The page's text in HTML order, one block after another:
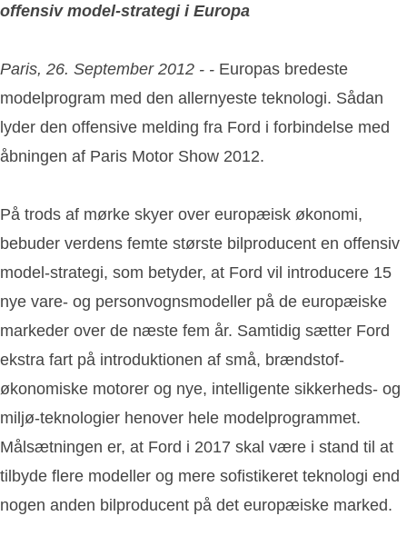
offensiv model-strategi i Europa
Paris, 26. September 2012 - - Europas bredeste
modelprogram med den allernyeste teknologi. Sådan
lyder den offensive melding fra Ford i forbindelse med
åbningen af Paris Motor Show 2012.
På trods af mørke skyer over europæisk økonomi,
bebuder verdens femte største bilproducent en offensiv
model-strategi, som betyder, at Ford vil introducere 15
nye vare- og personvognsmodeller på de europæiske
markeder over de næste fem år. Samtidig sætter Ford
ekstra fart på introduktionen af små, brændstof-
økonomiske motorer og nye, intelligente sikkerheds- og
miljø-teknologier henover hele modelprogrammet.
Målsætningen er, at Ford i 2017 skal være i stand til at
tilbyde flere modeller og mere sofistikeret teknologi end
nogen anden bilproducent på det europæiske marked.